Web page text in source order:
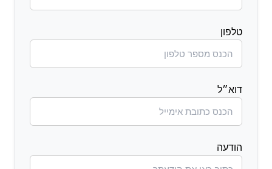
טלפון
דוא״ל
הודעה